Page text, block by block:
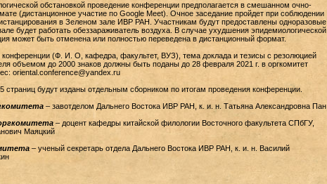
обстановкой проведение конференции предполагается в смешанном очно-
(дистанционное участие по Google Meet). Очное заседание пройдет при соблюдении
в Зеленом зале ИВР РАН. Участникам будут предоставлены одноразовые
будет работать обеззараживатель воздуха. В случае ухудшения эпидемиологической
может быть отменена или полностью переведена в дистанционный формат.
конференции (Ф. И. О, кафедра, факультет, ВУЗ), тема доклада и тезисы с резолюцией
объемом до 2000 знаков должны быть поданы до 28 февраля 2021 г. в оргкомитет
oriental.conference@yandex.ru
страниц будут изданы отдельным сборником по итогам проведения конференции.
– завотделом Дальнего Востока ИВР РАН, к. и. н. Татьяна Александровна Пан
– доцент кафедры китайской филологии Восточного факультета СПбГУ,
Маяцкий
– ученый секретарь отдела Дальнего Востока ИВР РАН, к. и. н. Василий